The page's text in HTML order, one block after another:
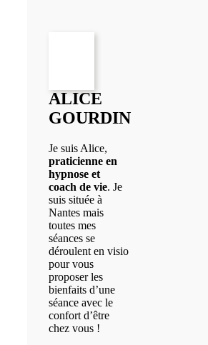
ALICE
GOURDIN
Je suis Alice,
praticienne en
hypnose et
coach de vie. Je
suis située à
Nantes mais
toutes mes
séances se
déroulent en visio
pour vous
proposer les
bienfaits d’une
séance avec le
confort d’être
chez vous !